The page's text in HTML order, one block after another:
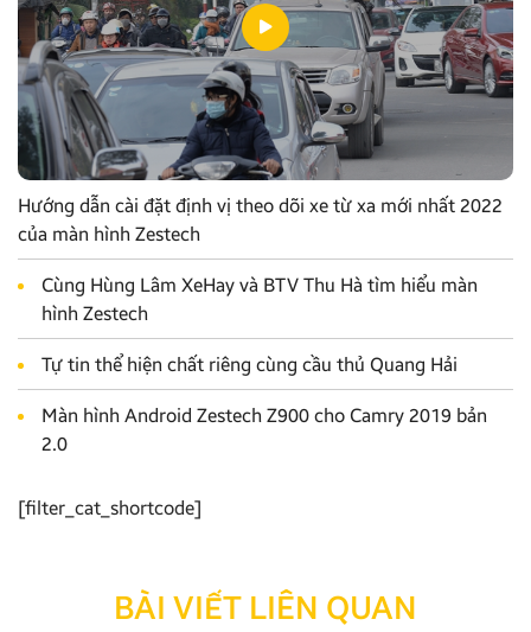
Hướng dẫn cài đặt định vị theo dõi xe từ xa mới nhất 2022
của màn hình Zestech
Cùng Hùng Lâm XeHay và BTV Thu Hà tìm hiểu màn
hình Zestech
Tự tin thể hiện chất riêng cùng cầu thủ Quang Hải
Màn hình Android Zestech Z900 cho Camry 2019 bản
2.0
[filter_cat_shortcode]
BÀI VIẾT LIÊN QUAN